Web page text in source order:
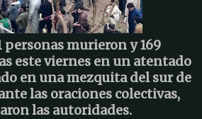
personas murieron y 169
este viernes en un atentado
en una mezquita del sur de
las oraciones colectivas,
las autoridades.